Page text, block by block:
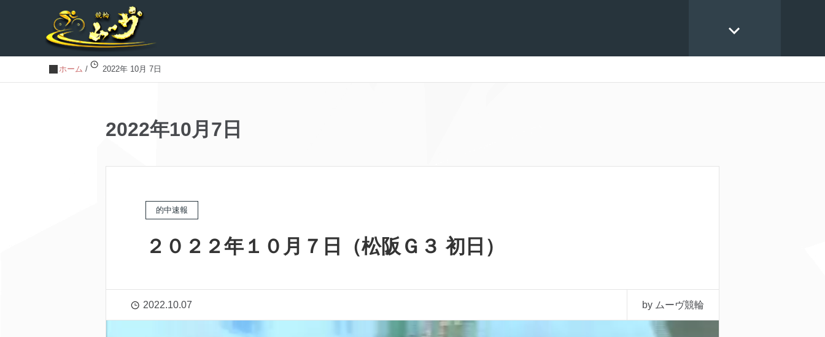
ホーム / 2022年 10月 7日
2022年10月7日
的中速報
２０２２年１０月７日（松阪Ｇ３ 初日）
2022.10.07 by ムーヴ競輪